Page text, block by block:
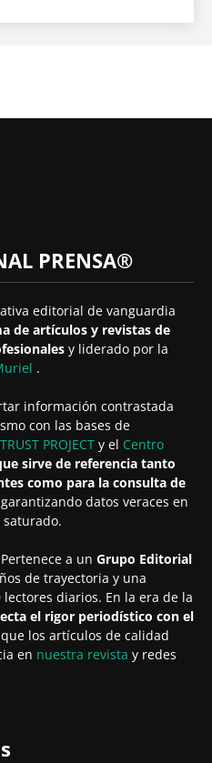
PRENSA®
editorial de vanguardia
de artículos y revistas de
y liderado por la
.
información contrastada
con las bases de
PROJECT y el Centro
sirve de referencia tanto
como para la consulta de
datos veraces en
a un Grupo Editorial
de trayectoria y una
diarios. En la era de la
el rigor periodístico con el
los artículos de calidad
en nuestra revista y redes